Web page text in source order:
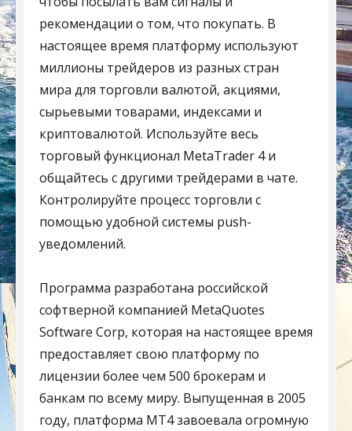
рекомендации о том, что покупать. В
настоящее время платформу используют
миллионы трейдеров из разных стран
мира для торговли валютой, акциями,
сырьевыми товарами, индексами и
криптовалютой. Используйте весь
торговый функционал MetaTrader 4 и
общайтесь с другими трейдерами в чате.
Контролируйте процесс торговли с
помощью удобной системы push-
уведомлений.
Программа разработана российской
софтверной компанией MetaQuotes
Software Corp, которая на настоящее время
предоставляет свою платформу по
лицензии более чем 500 брокерам и
банкам по всему миру. Выпущенная в 2005
году, платформа MT4 завоевала огромную